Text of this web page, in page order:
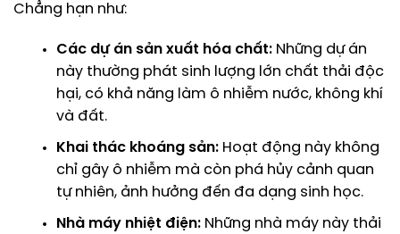
Chẳng hạn như:
Các dự án sản xuất hóa chất: Những dự án
này thường phát sinh lượng lớn chất thải độc
hại, có khả năng làm ô nhiễm nước, không khí
và đất.
Khai thác khoáng sản: Hoạt động này không
chỉ gây ô nhiễm mà còn phá hủy cảnh quan
tự nhiên, ảnh hưởng đến đa dạng sinh học.
Nhà máy nhiệt điện: Những nhà máy này thải